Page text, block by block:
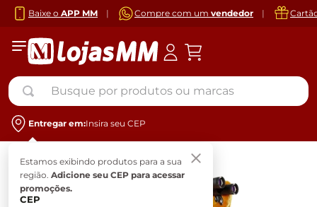
Baixe o APP MM | Compre com um vendedor |
Busque por produtos ou marcas
Entregar em:Insira seu CEP
Estamos exibindo produtos para a sua
região. Adicione seu CEP para acessar
promoções.
CEP